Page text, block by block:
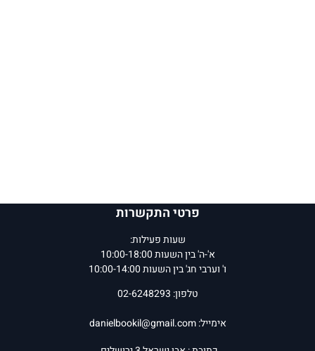
פרטי התקשרות
שעות פעילות:
א'-ה' בין השעות 10:00-18:00
ו' וערבי חג' בין השעות 10:00-14:00
טלפון: 02-6248293
אימייל:danielbookil@gmail.com